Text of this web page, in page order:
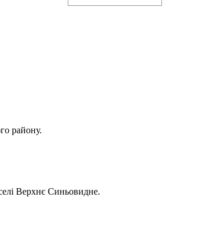
району.
Верхнє Синьовидне.